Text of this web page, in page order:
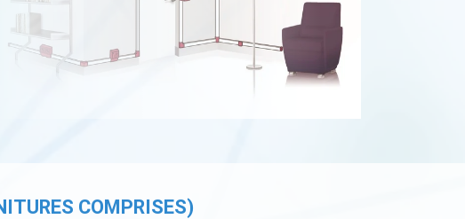
COMPRISES)